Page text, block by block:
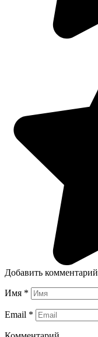
Добавить комментарий
Имя *
Email *